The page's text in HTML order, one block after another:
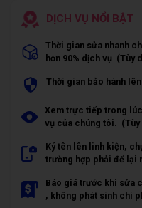
DỊCH VỤ NỔI BẬT
Thời gian sửa nhanh
hơn 90% dịch vụ (Tùy
Thời gian bảo hành
Xem trực tiếp trong
vụ của chúng tôi. (Tùy
Ký tên lên linh kiện,
trường hợp phải để lại
Báo giá trước khi sửa
, không phát sinh chi